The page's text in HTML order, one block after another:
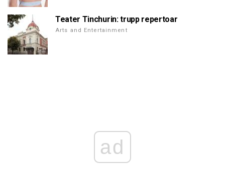
Teater Tinchurin: trupp repertoar
Arts and Entertainment
ad